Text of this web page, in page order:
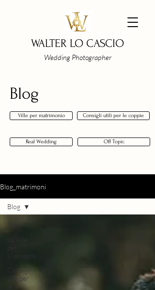
WALTER LO CASCIO
Wedding Photographer
Blog
Ville per matrimonio Consigli utili per le coppie
Real Wedding Off Topic
Blog_matrimoni
Blog
Le Ville
Consigli
utili per
Blog